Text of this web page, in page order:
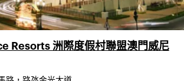
Resorts 洲際度假村聯盟澳門威尼